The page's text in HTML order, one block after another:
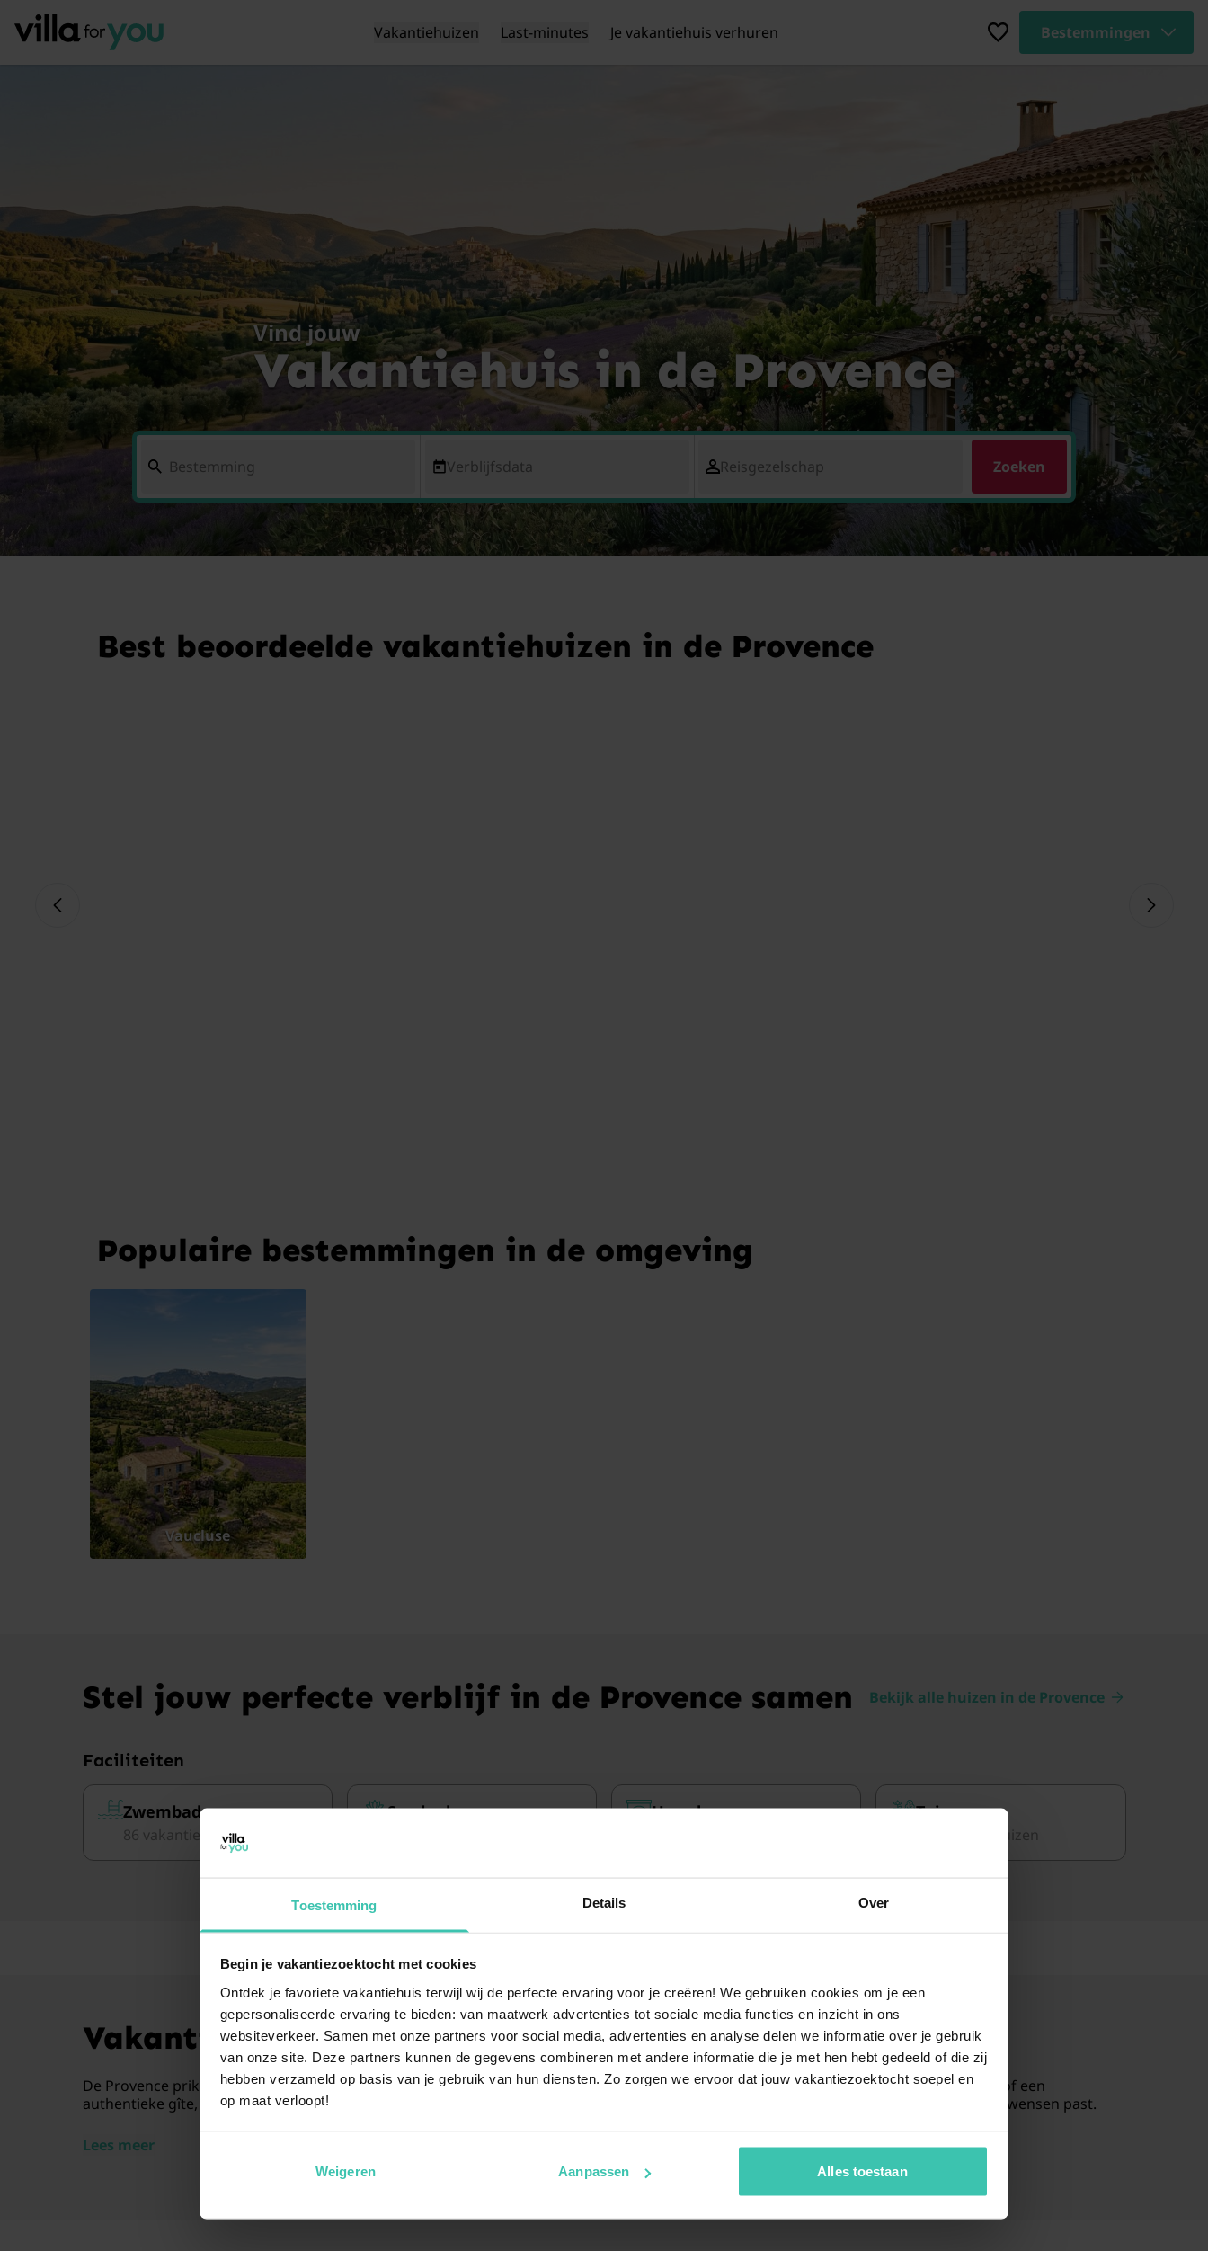
Toestemming Details Over
Begin je vakantiezoektocht met cookies
Ontdek je favoriete vakantiehuis terwijl wij de perfecte ervaring voor je creëren! We gebruiken cookies om je een
gepersonaliseerde ervaring te bieden: van maatwerk advertenties tot sociale media functies en inzicht in ons
websiteverkeer. Samen met onze partners voor social media, advertenties en analyse delen we informatie over je gebruik
van onze site. Deze partners kunnen de gegevens combineren met andere informatie die je met hen hebt gedeeld of die zij
hebben verzameld op basis van je gebruik van hun diensten. Zo zorgen we ervoor dat jouw vakantiezoektocht soepel en
op maat verloopt!
Weigeren Aanpassen Alles toestaan
Vakantiehuizen Last-minutes Je vakantiehuis verhuren Bestemmingen
Vind jouw
Vakantiehuis in de Provence
Verblijfsdata Reisgezelschap Zoeken
Best beoordeelde vakantiehuizen in de Provence
Populaire bestemmingen in de omgeving
Vaucluse
Stel jouw perfecte verblijf in de Provence samen Bekijk alle huizen in de Provence
Faciliteiten
Zwembad
86 vakantiehuizen
Spa bad Haard Tuin
90 vakantiehuizen
Vakantiehuis in de Provence: ontdek het Franse leven
De Provence prikkelt al je zintuigen met de geur van lavendel en het geluid van krekels. Of je nu een luxe villa met privézwembad zoekt of een
authentieke gîte, hier vind je de ideale uitvalsbasis. Ontdek de charme van Zuid-Frankrijk vanuit een sfeervol verblijf dat precies bij jouw wensen past.
Lees meer